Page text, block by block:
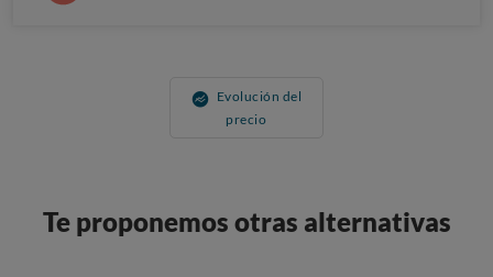
Evolución del
precio
Te proponemos otras alternativas